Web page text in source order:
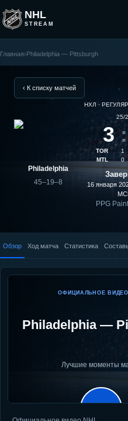
NHL
STREAM
Pittsburgh
Philadelphia:
Главная›Philadelphia — Pittsburgh
‹ К списку матчей
Philadelphia
45–19–8
НХЛ ·
25/
3 :
TOR 1
MTL
0
16 января
PPG
Обзор Ход матча Статистика
ОФИЦИАЛЬНОЕ ВИДЕО
Philadelphia—
Лучшие моменты
▶